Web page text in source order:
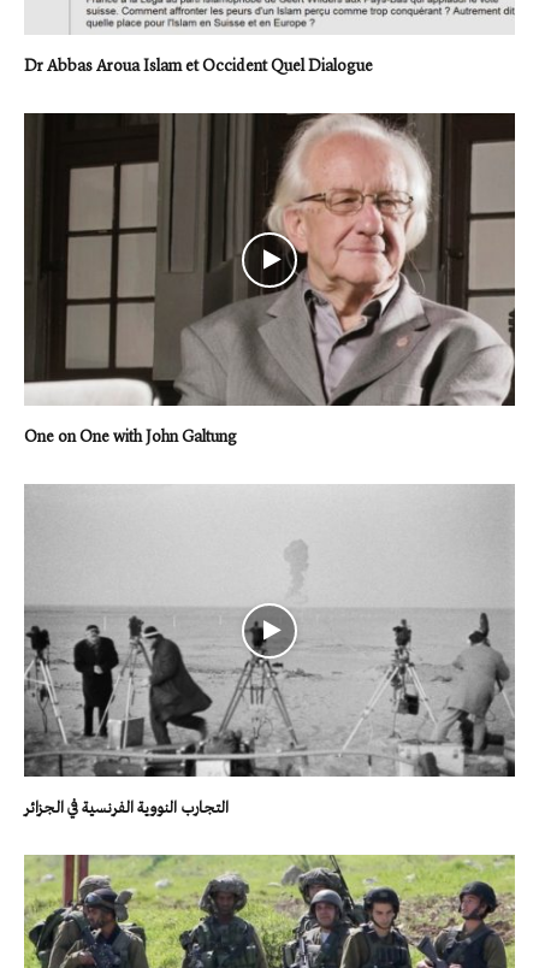
Dr Abbas Aroua Islam et Occident Quel Dialogue
One on One with John Galtung
التجارب النووية الفرنسية في الجزائر